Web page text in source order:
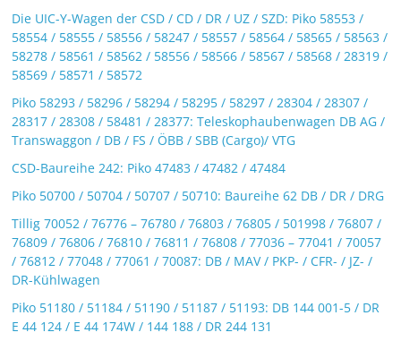
Die UIC-Y-Wagen der CSD / CD / DR / UZ / SZD: Piko 58553 /
58554 / 58555 / 58556 / 58247 / 58557 / 58564 / 58565 / 58563 /
58278 / 58561 / 58562 / 58556 / 58566 / 58567 / 58568 / 28319 /
58569 / 58571 / 58572
Piko 58293 / 58296 / 58294 / 58295 / 58297 / 28304 / 28307 /
28317 / 28308 / 58481 / 28377: Teleskophaubenwagen DB AG /
Transwaggon / DB / FS / ÖBB / SBB (Cargo)/ VTG
CSD-Baureihe 242: Piko 47483 / 47482 / 47484
Piko 50700 / 50704 / 50707 / 50710: Baureihe 62 DB / DR / DRG
Tillig 70052 / 76776 – 76780 / 76803 / 76805 / 501998 / 76807 /
76809 / 76806 / 76810 / 76811 / 76808 / 77036 – 77041 / 70057
/ 76812 / 77048 / 77061 / 70087: DB / MAV / PKP- / CFR- / JZ- /
DR-Kühlwagen
Piko 51180 / 51184 / 51190 / 51187 / 51193: DB 144 001-5 / DR
E 44 124 / E 44 174W / 144 188 / DR 244 131